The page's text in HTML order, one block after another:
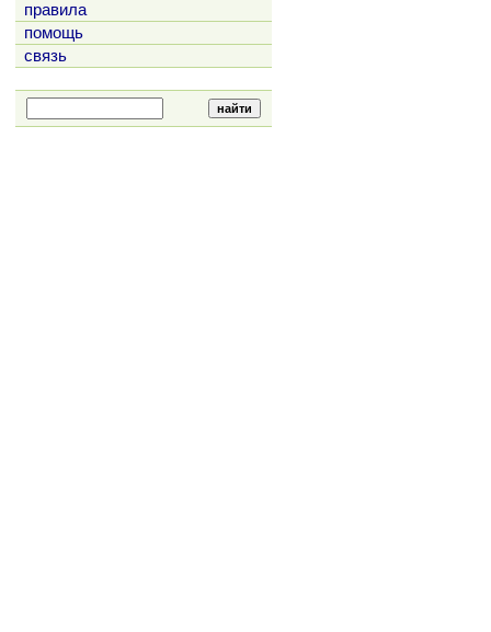
правила
помощь
связь